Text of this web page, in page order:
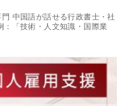
中国語が話せる行政書士・社
「技術・人文知識・国際業